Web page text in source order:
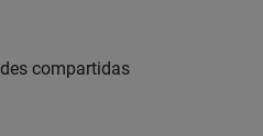
compartidas